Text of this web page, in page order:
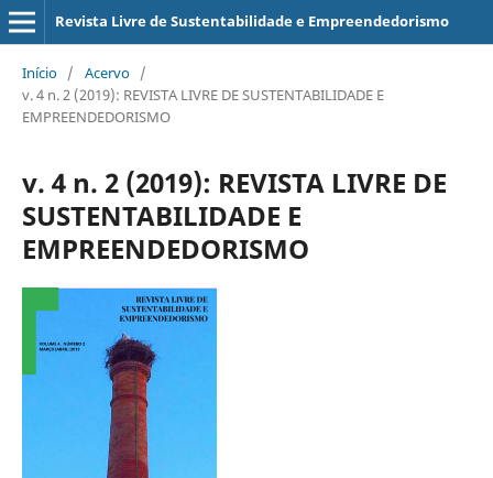
Revista Livre de Sustentabilidade e Empreendedorismo
Início / Acervo /
v. 4 n. 2 (2019): REVISTA LIVRE DE SUSTENTABILIDADE E
EMPREENDEDORISMO
v. 4 n. 2 (2019): REVISTA LIVRE DE
SUSTENTABILIDADE E
EMPREENDEDORISMO